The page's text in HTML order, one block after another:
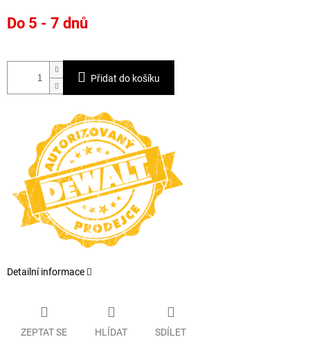
cena:
Do 5 - 7 dnů
Přidat do košíku
Detailní informace
ZEPTAT SE HLÍDAT SDÍLET